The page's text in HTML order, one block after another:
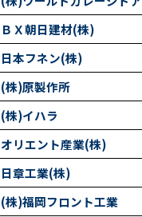
ＢＸ朝日建材(株)
日本フネン(株)
(株)原製作所
(株)イハラ
オリエント産業(株)
日章工業(株)
(株)福岡フロント工業